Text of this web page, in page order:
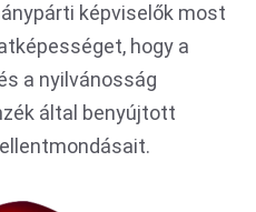
képviselők most
hogy a
a nyilvánosság
által benyújtott